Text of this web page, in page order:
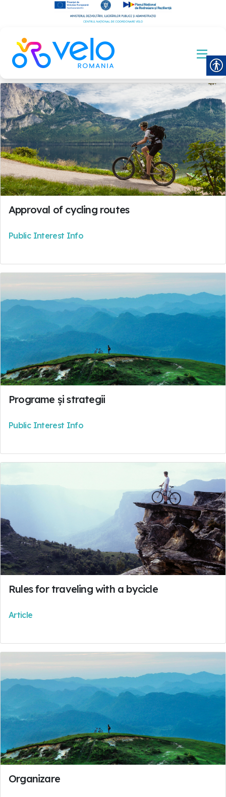
Approval of cycling routes
Public Interest Info
Programe și strategii
Public Interest Info
Rules for traveling with a bycicle
Article
Organizare